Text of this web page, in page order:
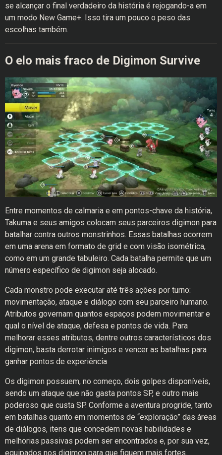
se alcançar o final verdadeiro da história é rejogando-a em
um modo New Game+. Isso tira um pouco o peso das
escolhas também.
O elo mais fraco de Digimon Survive
Entre momentos de calmaria e em pontos-chave da história,
Takuma e seus amigos colocam seus parceiros digimon para
batalhar contra outros monstrinhos. Essas batalhas ocorrem
em uma arena em formato de grid e com visão isométrica,
como em um grande tabuleiro. Cada batalha permite que um
número específico de digimon seja alocado.
Cada monstro pode executar até três ações por turno:
movimentação, ataque e diálogo com seu parceiro humano.
Atributos governam quantos espaços podem movimentar e
qual o nível de ataque, defesa e pontos de vida. Para
melhorar esses atributos, dentre outros característicos dos
digimon, basta derrotar inimigos e vencer as batalhas para
ganhar pontos de experiência
Os digimon possuem, no começo, dois golpes disponíveis,
sendo um ataque que não gasta pontos SP, e outro mais
poderoso que custa SP. Conforme a aventura progride, tanto
em batalhas quanto em momentos de “exploração” das áreas
de diálogos, itens que concedem novas habilidades e
melhorias passivas podem ser encontrados e, por sua vez,
equipados nos digimon para que fiquem mais fortes.